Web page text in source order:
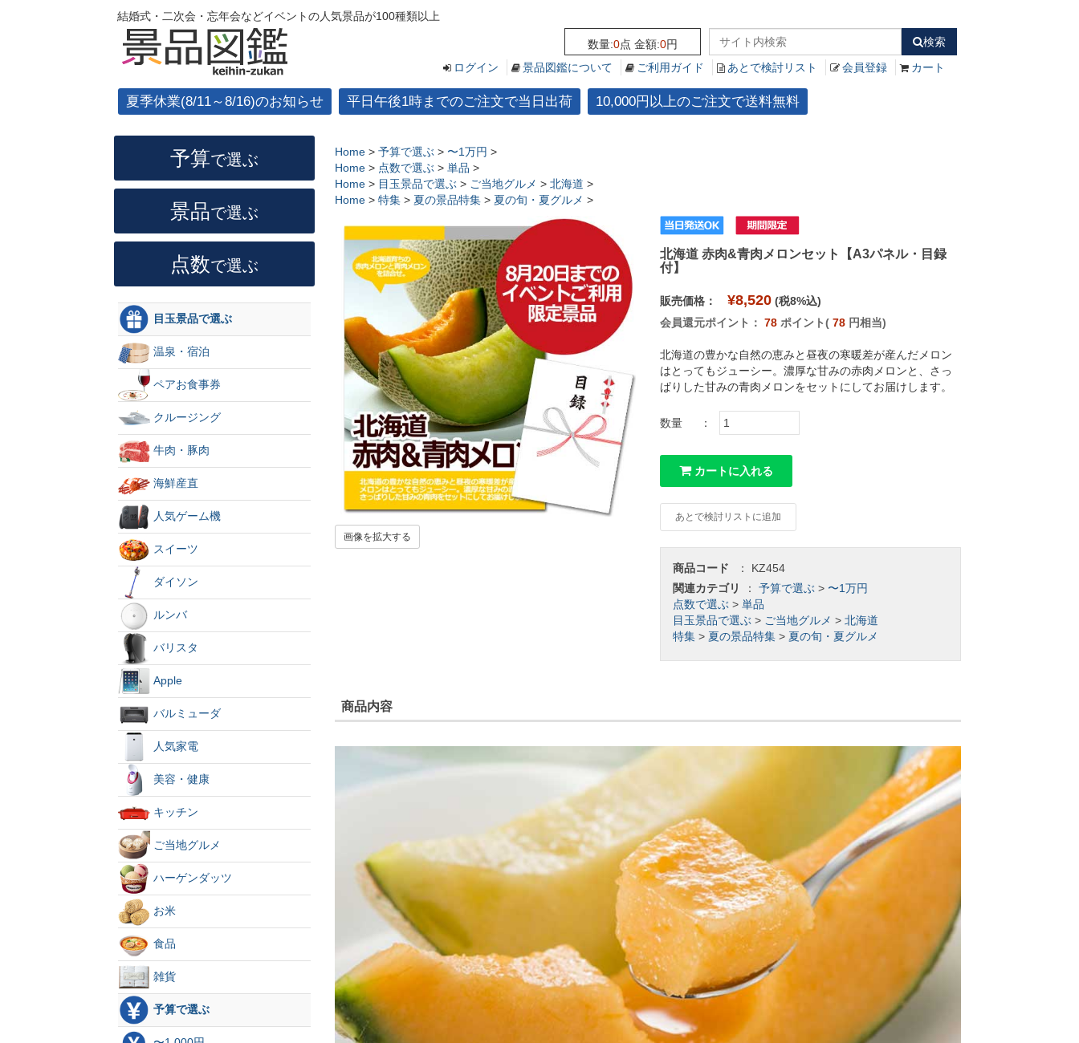
結婚式・二次会・忘年会などイベントの人気景品が100種類以上
数量:0点 金額:0円
検索
ログイン
景品図鑑について ご利用ガイド あとで検討リスト 会員登録 カート
夏季休業(8/11～8/16)のお知らせ 平日午後1時までのご注文で当日出荷 10,000円以上のご注文で送料無料
Home > 予算で選ぶ > 〜1万円 >
Home > 点数で選ぶ > 単品 >
Home > 目玉景品で選ぶ > ご当地グルメ > 北海道 >
Home > 特集 > 夏の景品特集 > 夏の旬・夏グルメ >
画像を拡大する
北海道 赤肉&青肉メロンセット【A3パネル・目録
付】
販売価格： ¥8,520 (税8%込)
会員還元ポイント： 78 ポイント( 78 円相当)
北海道の豊かな自然の恵みと昼夜の寒暖差が産んだメロン
はとってもジューシー。濃厚な甘みの赤肉メロンと、さっ
ぱりした甘みの青肉メロンをセットにしてお届けします。
数量 ：
カートに入れる
あとで検討リストに追加
商品コード ： KZ454
関連カテゴリ
： 予算で選ぶ > 〜1万円
点数で選ぶ > 単品
目玉景品で選ぶ > ご当地グルメ > 北海道
特集 > 夏の景品特集 > 夏の旬・夏グルメ
商品内容
予算で選ぶ
景品で選ぶ
点数で選ぶ
目玉景品で選ぶ
温泉・宿泊
ペアお食事券
クルージング
牛肉・豚肉
海鮮産直
人気ゲーム機
スイーツ
ダイソン
ルンバ
バリスタ
Apple
バルミューダ
人気家電
美容・健康
キッチン
ご当地グルメ
ハーゲンダッツ
お米
食品
雑貨
予算で選ぶ